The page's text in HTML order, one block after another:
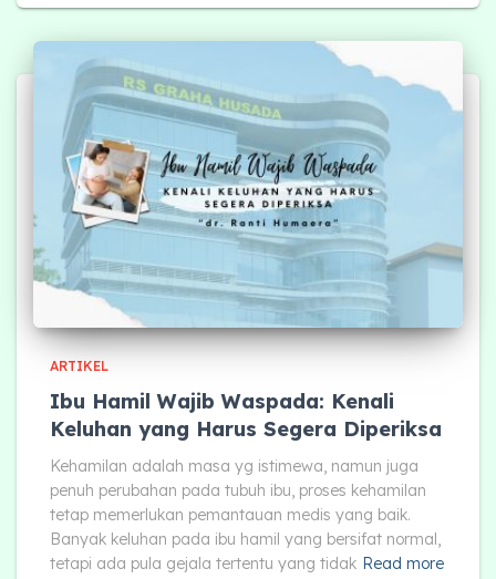
ARTIKEL
Ibu Hamil Wajib Waspada: Kenali
Keluhan yang Harus Segera Diperiksa
Kehamilan adalah masa yg istimewa, namun juga
penuh perubahan pada tubuh ibu, proses kehamilan
tetap memerlukan pemantauan medis yang baik.
Banyak keluhan pada ibu hamil yang bersifat normal,
tetapi ada pula gejala tertentu yang tidak Read more